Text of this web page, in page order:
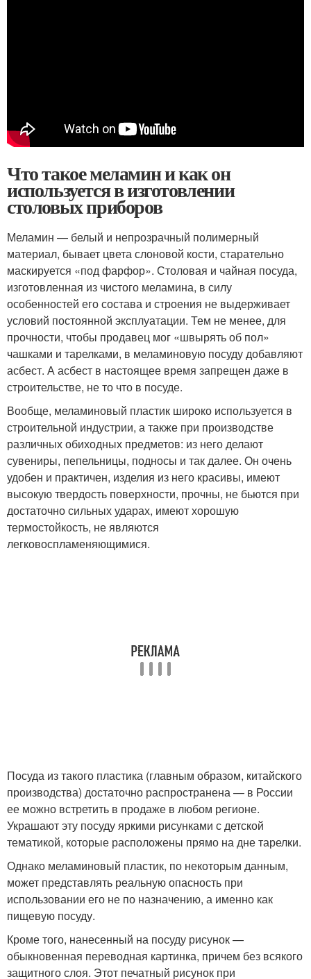
Что такое меламин и как он
используется в изготовлении
столовых приборов
Меламин — белый и непрозрачный полимерный
материал, бывает цвета слоновой кости, старательно
маскируется «под фарфор». Столовая и чайная посуда,
изготовленная из чистого меламина, в силу
особенностей его состава и строения не выдерживает
условий постоянной эксплуатации. Тем не менее, для
прочности, чтобы продавец мог «швырять об пол»
чашками и тарелками, в меламиновую посуду добавляют
асбест. А асбест в настоящее время запрещен даже в
строительстве, не то что в посуде.
Вообще, меламиновый пластик широко используется в
строительной индустрии, а также при производстве
различных обиходных предметов: из него делают
сувениры, пепельницы, подносы и так далее. Он очень
удобен и практичен, изделия из него красивы, имеют
высокую твердость поверхности, прочны, не бьются при
достаточно сильных ударах, имеют хорошую
термостойкость, не являются
легковоспламеняющимися.
Посуда из такого пластика (главным образом, китайского
производства) достаточно распространена — в России
ее можно встретить в продаже в любом регионе.
Украшают эту посуду яркими рисунками с детской
тематикой, которые расположены прямо на дне тарелки.
Однако меламиновый пластик, по некоторым данным,
может представлять реальную опасность при
использовании его не по назначению, а именно как
пищевую посуду.
Кроме того, нанесенный на посуду рисунок —
обыкновенная переводная картинка, причем без всякого
защитного слоя. Этот печатный рисунок при